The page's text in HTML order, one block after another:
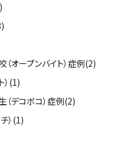
オープンバイト）症例(2)
(1)
デコボコ）症例(2)
）(1)